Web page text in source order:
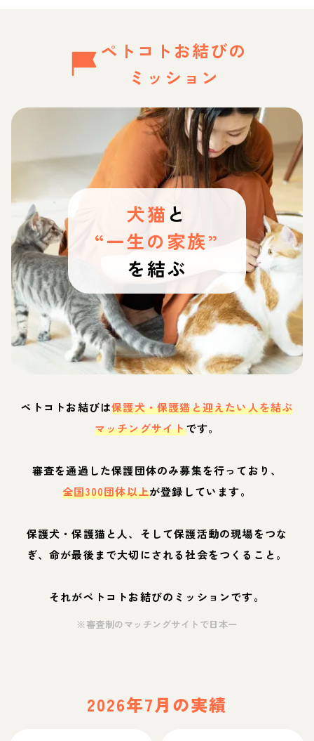
ペトコトお結びの
ミッション
犬猫 と
“一生の家族”
を結ぶ
ペトコトお結びは保護犬・保護猫と迎えたい人を結ぶ
マッチングサイトです。
審査を通過した保護団体のみ募集を行っており、
全国300団体以上が登録しています。
保護犬・保護猫と人、そして保護活動の現場をつな
ぎ、命が最後まで大切にされる社会をつくること。
それがペトコトお結びのミッションです。
※審査制のマッチングサイトで日本一
2026年7月の実績